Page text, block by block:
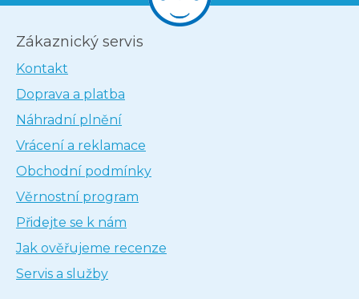
Zákaznický servis
Kontakt
Doprava a platba
Náhradní plnění
Vrácení a reklamace
Obchodní podmínky
Věrnostní program
Přidejte se k nám
Jak ověřujeme recenze
Servis a služby